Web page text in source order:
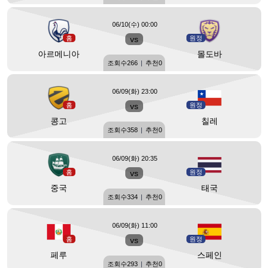
홈
아르메니아
vs 원정
몰도바
06/10(수) 00:00
조회수266 | 추천0
홈
콩고
vs 원정
칠레
06/09(화) 23:00
조회수358 | 추천0
홈
중국
vs 원정
태국
06/09(화) 20:35
조회수334 | 추천0
홈
페루
vs 원정
스페인
06/09(화) 11:00
조회수293 | 추천0